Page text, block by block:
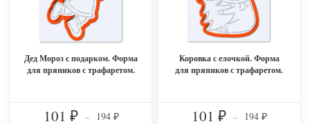
Дед Мороз с подарком. Форма
для пряников с трафаретом.
101 ₽ – 194 ₽
Коровка с елочкой. Форма
для пряников с трафаретом.
101 ₽ – 194 ₽